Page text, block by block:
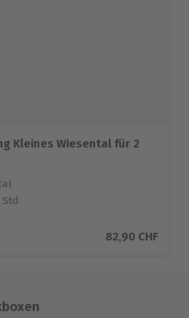
Kleines Wiesental für 2
Std
auf 5 BewertungenAktueller Preis
82,90 CHF